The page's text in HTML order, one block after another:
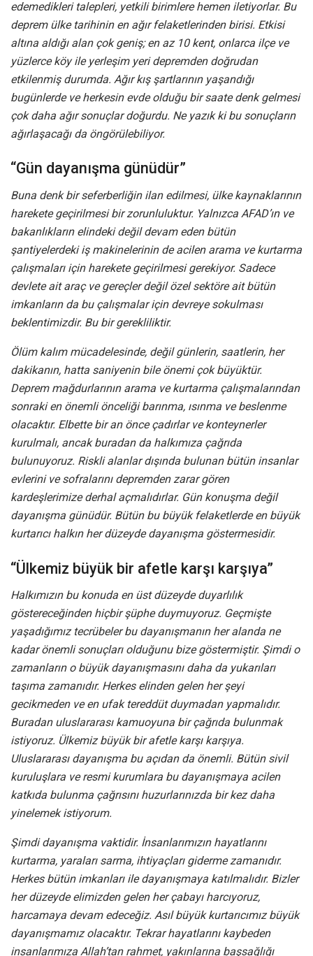
edemedikleri talepleri, yetkili birimlere hemen iletiyorlar. Bu
deprem ülke tarihinin en ağır felaketlerinden birisi. Etkisi
altına aldığı alan çok geniş; en az 10 kent, onlarca ilçe ve
yüzlerce köy ile yerleşim yeri depremden doğrudan
etkilenmiş durumda. Ağır kış şartlarının yaşandığı
bugünlerde ve herkesin evde olduğu bir saate denk gelmesi
çok daha ağır sonuçlar doğurdu. Ne yazık ki bu sonuçların
ağırlaşacağı da öngörülebiliyor.
“Gün dayanışma günüdür”
Buna denk bir seferberliğin ilan edilmesi, ülke kaynaklarının
harekete geçirilmesi bir zorunluluktur. Yalnızca AFAD’ın ve
bakanlıkların elindeki değil devam eden bütün
şantiyelerdeki iş makinelerinin de acilen arama ve kurtarma
çalışmaları için harekete geçirilmesi gerekiyor. Sadece
devlete ait araç ve gereçler değil özel sektöre ait bütün
imkanların da bu çalışmalar için devreye sokulması
beklentimizdir. Bu bir gerekliliktir.
Ölüm kalım mücadelesinde, değil günlerin, saatlerin, her
dakikanın, hatta saniyenin bile önemi çok büyüktür.
Deprem mağdurlarının arama ve kurtarma çalışmalarından
sonraki en önemli önceliği barınma, ısınma ve beslenme
olacaktır. Elbette bir an önce çadırlar ve konteynerler
kurulmalı, ancak buradan da halkımıza çağrıda
bulunuyoruz. Riskli alanlar dışında bulunan bütün insanlar
evlerini ve sofralarını depremden zarar gören
kardeşlerimize derhal açmalıdırlar. Gün konuşma değil
dayanışma günüdür. Bütün bu büyük felaketlerde en büyük
kurtarıcı halkın her düzeyde dayanışma göstermesidir.
“Ülkemiz büyük bir afetle karşı karşıya”
Halkımızın bu konuda en üst düzeyde duyarlılık
göstereceğinden hiçbir şüphe duymuyoruz. Geçmişte
yaşadığımız tecrübeler bu dayanışmanın her alanda ne
kadar önemli sonuçları olduğunu bize göstermiştir. Şimdi o
zamanların o büyük dayanışmasını daha da yukarıları
taşıma zamanıdır. Herkes elinden gelen her şeyi
gecikmeden ve en ufak tereddüt duymadan yapmalıdır.
Buradan uluslararası kamuoyuna bir çağrıda bulunmak
istiyoruz. Ülkemiz büyük bir afetle karşı karşıya.
Uluslararası dayanışma bu açıdan da önemli. Bütün sivil
kuruluşlara ve resmi kurumlara bu dayanışmaya acilen
katkıda bulunma çağrısını huzurlarınızda bir kez daha
yinelemek istiyorum.
Şimdi dayanışma vaktidir. İnsanlarımızın hayatlarını
kurtarma, yaraları sarma, ihtiyaçları giderme zamanıdır.
Herkes bütün imkanları ile dayanışmaya katılmalıdır. Bizler
her düzeyde elimizden gelen her çabayı harcıyoruz,
harcamaya devam edeceğiz. Asıl büyük kurtarıcımız büyük
dayanışmamız olacaktır. Tekrar hayatlarını kaybeden
insanlarımıza Allah’tan rahmet, yakınlarına başsağlığı